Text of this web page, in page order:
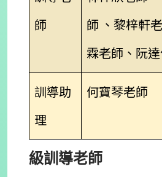
師
師 、黎梓軒
霖老師、阮
訓導助
理
何寶琴老師
級訓導老師